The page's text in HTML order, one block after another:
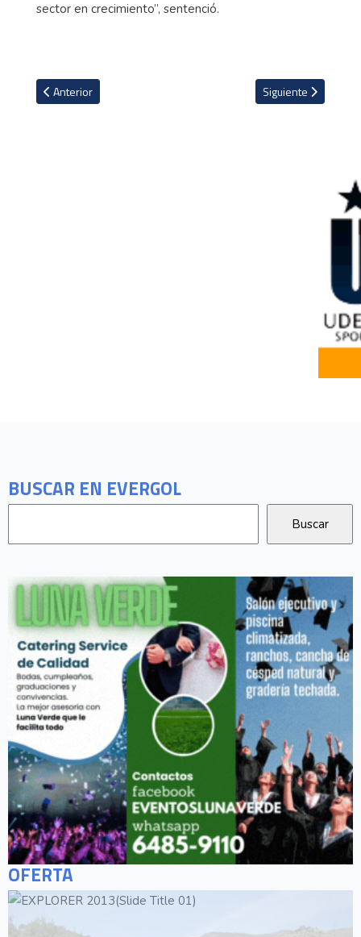
BUSCAR EN EVERGOL
OFERTA
sector en crecimiento”, sentenció.
Artículo anterior: Esposa de Dani Alves, Joana Sanz, le pide el
Anterior Artículo siguiente:
Siguiente